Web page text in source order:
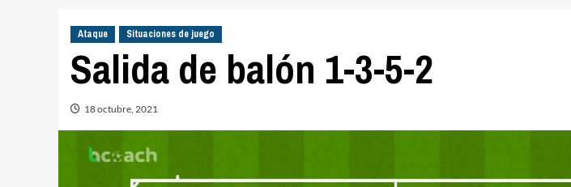
Ataque Situaciones de juego
Salida de balón 1-3-5-2
18 octubre, 2021